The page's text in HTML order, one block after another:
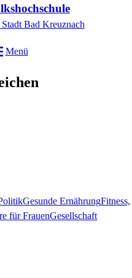
Stadt Bad Kreuznach
Menü
Gesunde ErnährungFitness,
für FrauenGesellschaft